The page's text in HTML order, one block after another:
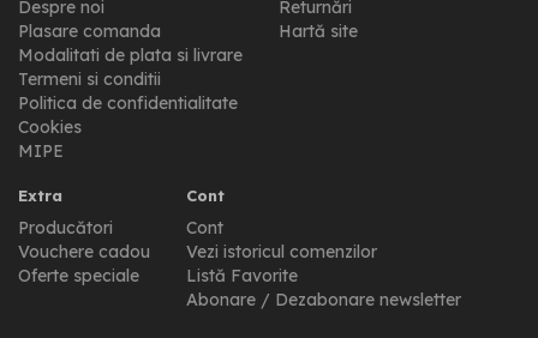
Despre noi
Plasare comanda
Modalitati de plata si livrare
Termeni si conditii
Politica de confidentialitate
Cookies
MIPE
Returnări
Hartă site
Extra
Producători
Vouchere cadou
Oferte speciale
Cont
Cont
Vezi istoricul comenzilor
Listă Favorite
Abonare / Dezabonare newsletter